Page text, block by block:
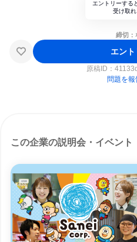
エントリーする
受け取
締切：
エン
原稿ID：
問題を報
この企業の説明会・イベント